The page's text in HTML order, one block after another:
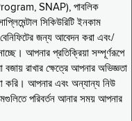
SNAP), পাবলিক
সিকিউরিটি ইনকাম
জন্য আবেদন করা এবং/
আপনার প্রতিক্রিয়া সম্পূর্ণরূপে
রাখার ক্ষেত্রে আপনার অভিজ্ঞতা
করি। আপনার এবং অন্যান্য নিউ
পরিবর্তন আনার সময় আপনার